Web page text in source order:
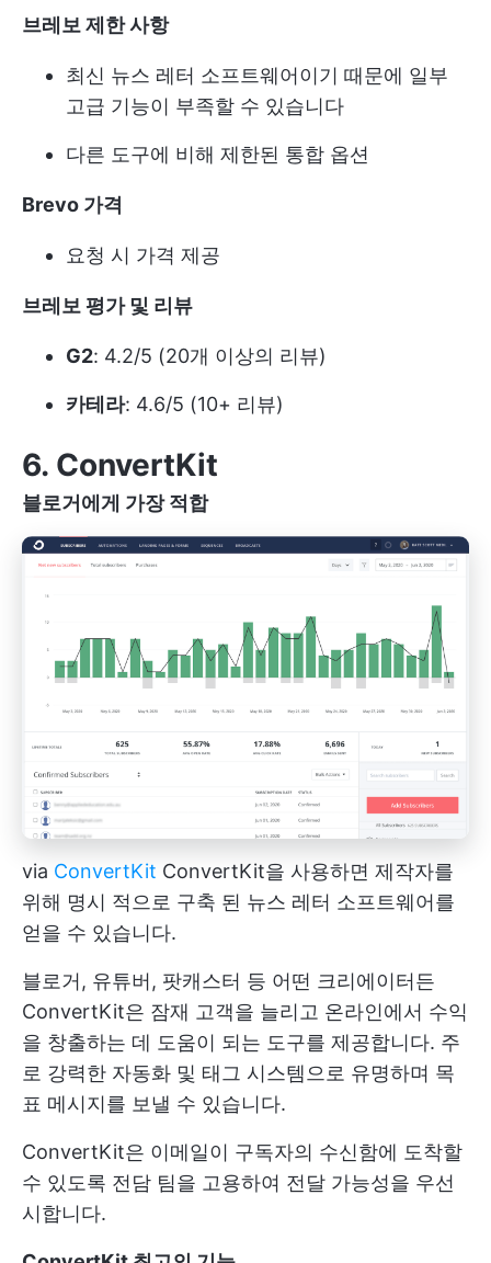
브레보 제한 사항
최신 뉴스 레터 소프트웨어이기 때문에 일부
고급 기능이 부족할 수 있습니다
다른 도구에 비해 제한된 통합 옵션
Brevo 가격
요청 시 가격 제공
브레보 평가 및 리뷰
G2: 4.2/5 (20개 이상의 리뷰)
카테라: 4.6/5 (10+ 리뷰)
6. ConvertKit
블로거에게 가장 적합
via ConvertKit ConvertKit을 사용하면 제작자를
위해 명시 적으로 구축 된 뉴스 레터 소프트웨어를
얻을 수 있습니다.
블로거, 유튜버, 팟캐스터 등 어떤 크리에이터든
ConvertKit은 잠재 고객을 늘리고 온라인에서 수익
을 창출하는 데 도움이 되는 도구를 제공합니다. 주
로 강력한 자동화 및 태그 시스템으로 유명하며 목
표 메시지를 보낼 수 있습니다.
ConvertKit은 이메일이 구독자의 수신함에 도착할
수 있도록 전담 팀을 고용하여 전달 가능성을 우선
시합니다.